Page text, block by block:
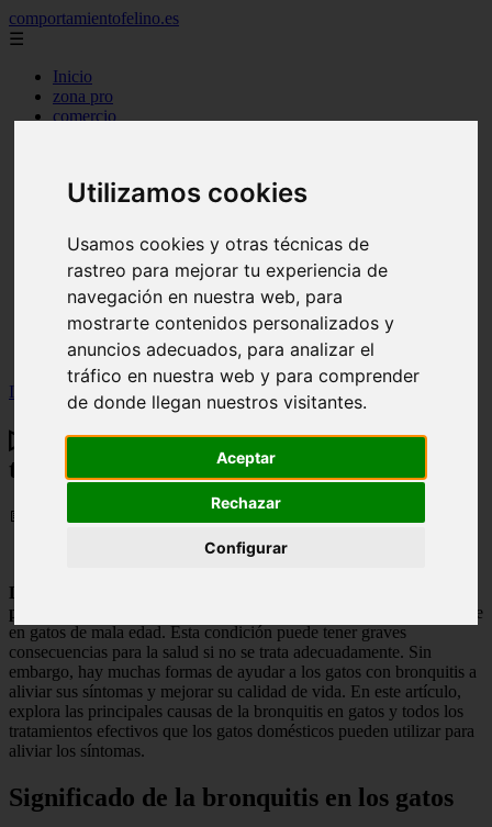
Utilizamos cookies
Usamos cookies y otras técnicas de
rastreo para mejorar tu experiencia de
navegación en nuestra web, para
mostrarte contenidos personalizados y
anuncios adecuados, para analizar el
tráfico en nuestra web y para comprender
de donde llegan nuestros visitantes.
Aceptar
Rechazar
Configurar
comportamientofelino.es
☰
Inicio
zona pro
comercio
acuariofilia 2
articulos
canal tv
nombres para gatos
novedades
tablon de anuncios
uncategorized
zona pro
Inicio gatos2 ▷ Bronquitis en los gatos, causas y tratamiento
▷ Bronquitis en los gatos, causas y
tratamiento
📅 20/05/2025
La bronquitis en gatos se ha convertido en uno de los
problemas de salud más comunes en las mascotas.
, especialmente
en gatos de mala edad. Esta condición puede tener graves
consecuencias para la salud si no se trata adecuadamente. Sin
embargo, hay muchas formas de ayudar a los gatos con bronquitis a
aliviar sus síntomas y mejorar su calidad de vida. En este artículo,
explora las principales causas de la bronquitis en gatos y todos los
tratamientos efectivos que los gatos domésticos pueden utilizar para
aliviar los síntomas.
Significado de la bronquitis en los gatos